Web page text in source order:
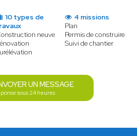
10 types de
neuve
4 missions
Plan
Permis de construire
Suivi de chantier
UN MESSAGE
sous 24 heures